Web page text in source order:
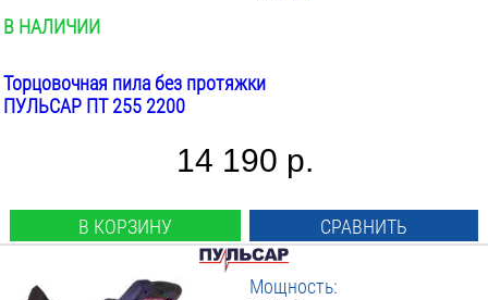
В НАЛИЧИИ
Торцовочная пила без протяжки
ПУЛЬСАР ПТ 255 2200
14 190 р.
В КОРЗИНУ СРАВНИТЬ
Мощность: